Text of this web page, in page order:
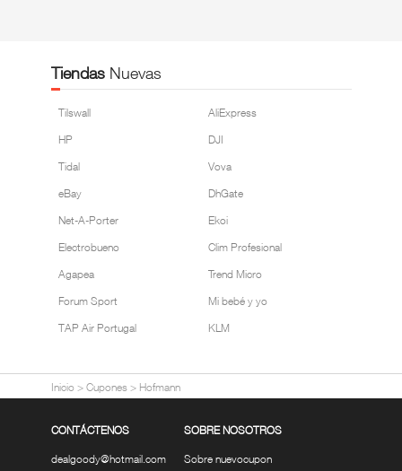
TiendasNuevas
Tilswall
AliExpress
HP
DJI
Tidal
Vova
eBay
DhGate
Net-A-Porter
Ekoi
Electrobueno
Clim Profesional
Agapea
Trend Micro
Forum Sport
Mi bebé y yo
TAP Air Portugal
KLM
Inicio > Cupones> Hofmann
CONTÁCTENOS
dealgoody@hotmail.com
SOBRE NOSOTROS
Sobre nuevocupon